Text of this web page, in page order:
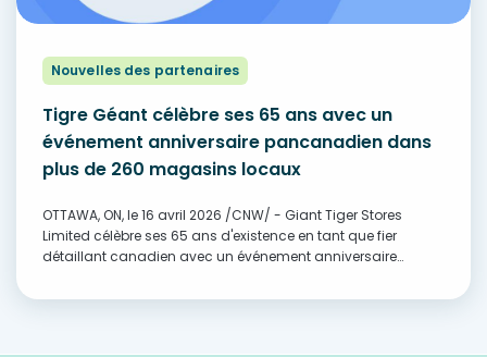
Nouvelles des partenaires
Tigre Géant célèbre ses 65 ans avec un
événement anniversaire pancanadien dans
plus de 260 magasins locaux
OTTAWA, ON, le 16 avril 2026 /CNW/ - Giant Tiger Stores
Limited célèbre ses 65 ans d'existence en tant que fier
détaillant canadien avec un événement anniversaire
chaque année possible.…